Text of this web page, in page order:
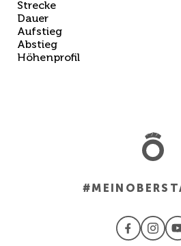
Strecke
Dauer
Aufstieg
Abstieg
Höhenprofil